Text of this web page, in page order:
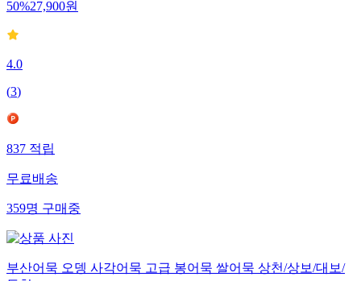
50%27,900원
4.0
(3)
837적립
무료배송
359명구매중
부산어묵 오뎅 사각어묵 고급 봉어묵 쌀어묵 상천/상보/대보/